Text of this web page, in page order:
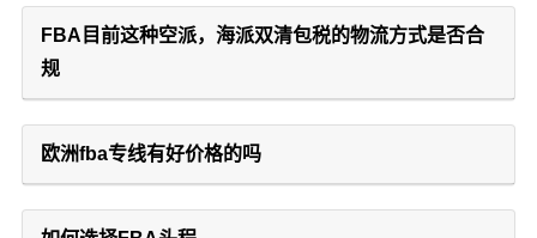
FBA目前这种空派，海派双清包税的物流方式是否合
规
欧洲fba专线有好价格的吗